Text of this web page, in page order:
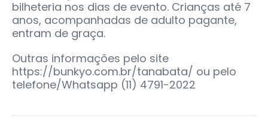
bilheteria nos dias de evento. Crianças até 7
anos, acompanhadas de adulto pagante,
entram de graça.
Outras informações pelo site
https://bunkyo.com.br/tanabata/ ou pelo
telefone/Whatsapp (11) 4791-2022